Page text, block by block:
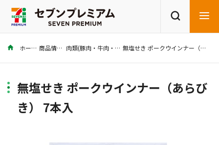
商品を探す レシピを探す
ホーム 商品情報 肉類(豚肉・牛肉・鶏肉) 無塩せき ポークウインナー（あらびき） 7本入
無塩せき ポークウインナー（あらび
き） 7本入